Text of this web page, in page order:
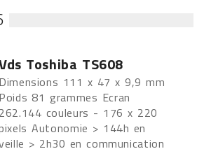
Toshiba TS608
Dimensions 111 x 47 x 9,9 mm
Poids 81 grammes Ecran
262.144 couleurs - 176 x 220
Autonomie > 144h en
> 2h30 en communication